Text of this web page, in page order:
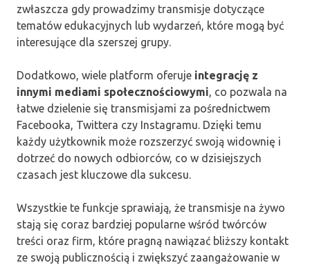
zwłaszcza gdy prowadzimy transmisje dotyczące
tematów edukacyjnych lub wydarzeń, które mogą być
interesujące dla szerszej grupy.
Dodatkowo, wiele platform oferuje integrację z
innymi mediami społecznościowymi, co pozwala na
łatwe dzielenie się transmisjami za pośrednictwem
Facebooka, Twittera czy Instagramu. Dzięki temu
każdy użytkownik może rozszerzyć swoją widownię i
dotrzeć do nowych odbiorców, co w dzisiejszych
czasach jest kluczowe dla sukcesu.
Wszystkie te funkcje sprawiają, że transmisje na żywo
stają się coraz bardziej popularne wśród twórców
treści oraz firm, które pragną nawiązać bliższy kontakt
ze swoją publicznością i zwiększyć zaangażowanie w